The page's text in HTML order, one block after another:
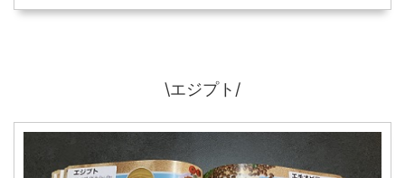
\エジプト/